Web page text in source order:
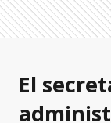
El